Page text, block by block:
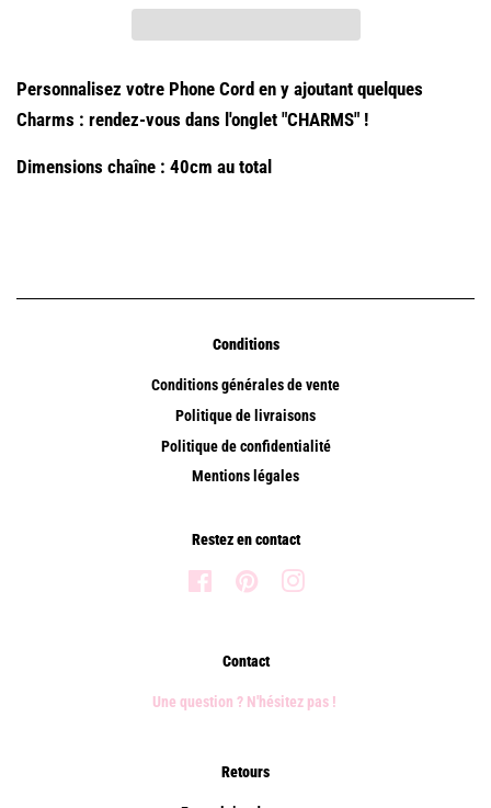
Personnalisez votre Phone Cord en y ajoutant quelques
Charms : rendez-vous dans l'onglet "CHARMS" !
Dimensions chaîne : 40cm au total
Conditions
Conditions générales de vente
Politique de livraisons
Politique de confidentialité
Mentions légales
Restez en contact
Facebook Pinterest
Contact
Une question ? N'hésitez pas !
Retours